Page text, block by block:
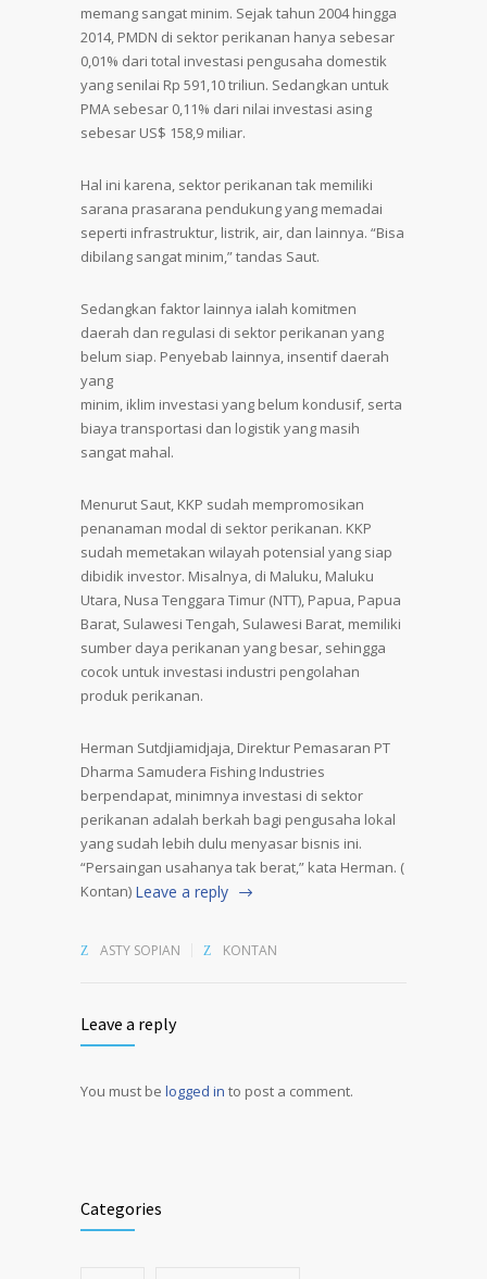
memang sangat minim. Sejak tahun 2004 hingga
2014, PMDN di sektor perikanan hanya sebesar
0,01% dari total investasi pengusaha domestik
yang senilai Rp 591,10 triliun. Sedangkan untuk
PMA sebesar 0,11% dari nilai investasi asing
sebesar US$ 158,9 miliar.
Hal ini karena, sektor perikanan tak memiliki
sarana prasarana pendukung yang memadai
seperti infrastruktur, listrik, air, dan lainnya. “Bisa
dibilang sangat minim,” tandas Saut.
Sedangkan faktor lainnya ialah komitmen
daerah dan regulasi di sektor perikanan yang
belum siap. Penyebab lainnya, insentif daerah
yang
minim, iklim investasi yang belum kondusif, serta
biaya transportasi dan logistik yang masih
sangat mahal.
Menurut Saut, KKP sudah mempromosikan
penanaman modal di sektor perikanan. KKP
sudah memetakan wilayah potensial yang siap
dibidik investor. Misalnya, di Maluku, Maluku
Utara, Nusa Tenggara Timur (NTT), Papua, Papua
Barat, Sulawesi Tengah, Sulawesi Barat, memiliki
sumber daya perikanan yang besar, sehingga
cocok untuk investasi industri pengolahan
produk perikanan.
Herman Sutdjiamidjaja, Direktur Pemasaran PT
Dharma Samudera Fishing Industries
berpendapat, minimnya investasi di sektor
perikanan adalah berkah bagi pengusaha lokal
yang sudah lebih dulu menyasar bisnis ini.
“Persaingan usahanya tak berat,” kata Herman. (
Kontan) Leave a reply
ASTY SOPIAN KONTAN
Leave a reply
You must be logged in to post a comment.
Categories